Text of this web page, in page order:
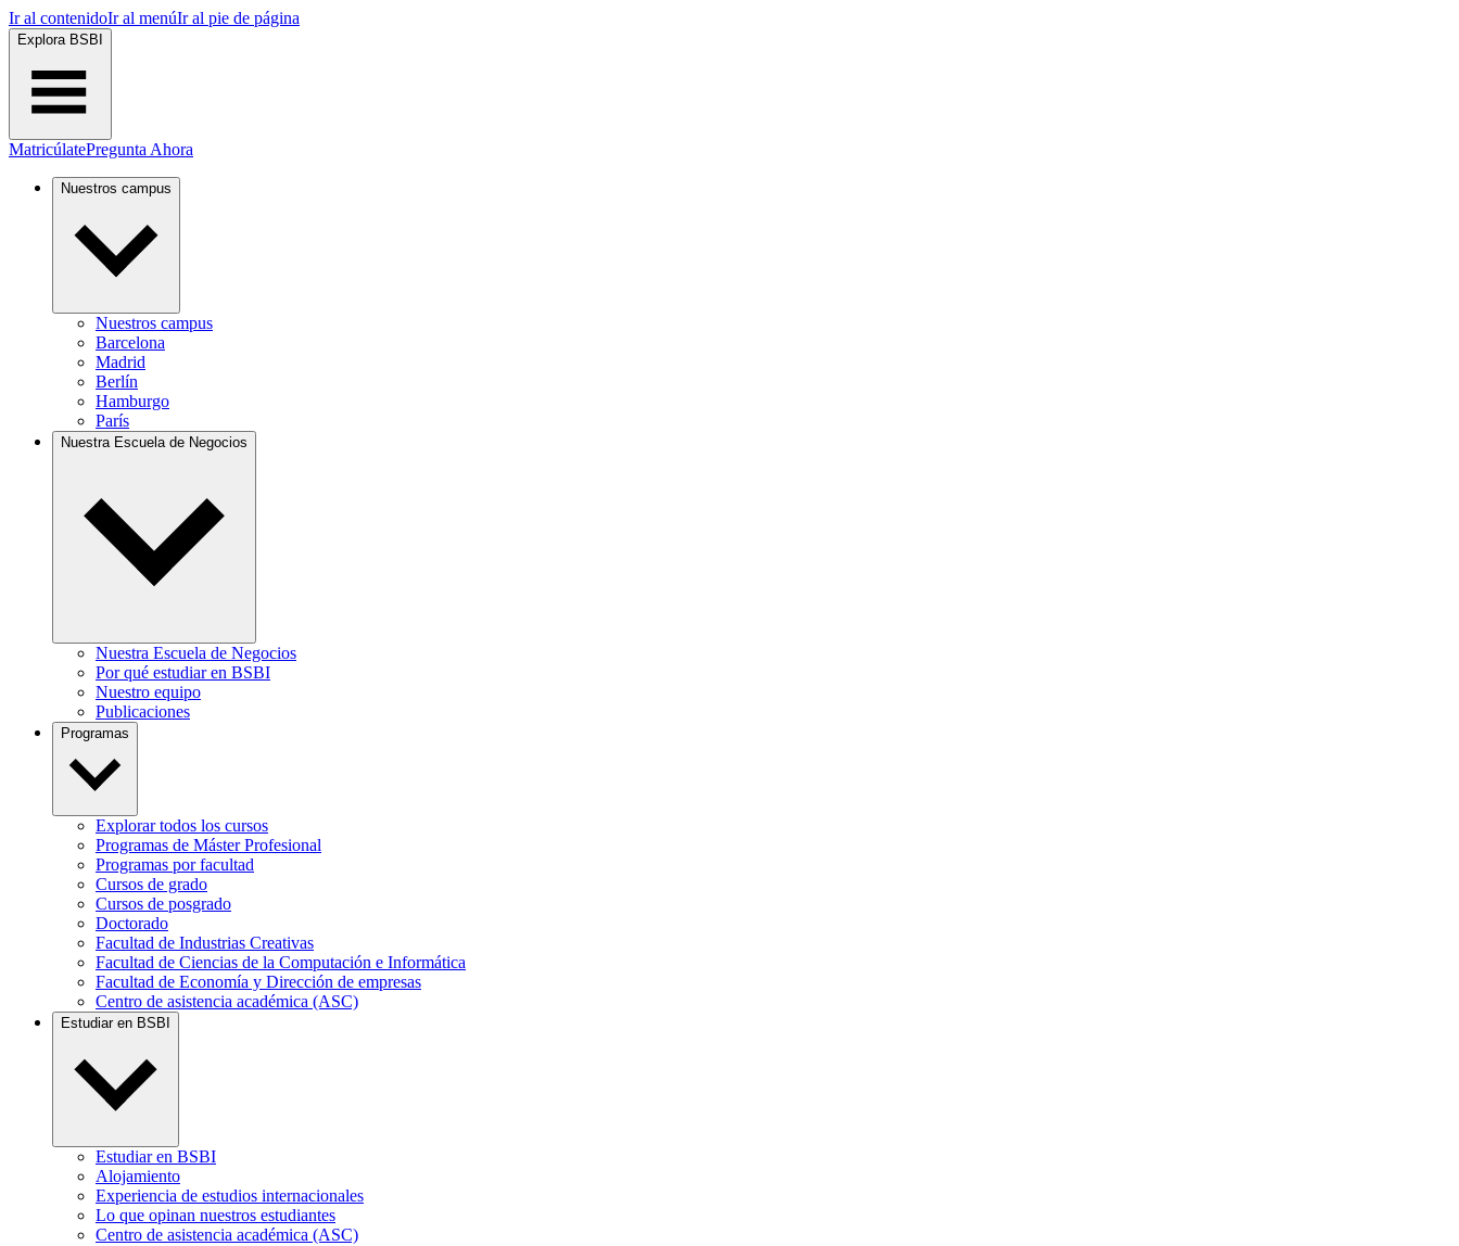
Ir al contenidoIr al menúIr al pie de página
Explora BSBI
MatricúlatePregunta Ahora
Nuestros campus
Nuestros campus
Barcelona
Madrid
Berlín
Hamburgo
París
Nuestra Escuela de Negocios
Nuestra Escuela de Negocios
Por qué estudiar en BSBI
Nuestro equipo
Publicaciones
Programas
Explorar todos los cursos
Programas de Máster Profesional
Programas por facultad
Cursos de grado
Cursos de posgrado
Doctorado
Facultad de Industrias Creativas
Facultad de Ciencias de la Computación e Informática
Facultad de Economía y Dirección de empresas
Centro de asistencia académica (ASC)
Estudiar en BSBI
Estudiar en BSBI
Alojamiento
Experiencia de estudios internacionales
Lo que opinan nuestros estudiantes
Centro de asistencia académica (ASC)